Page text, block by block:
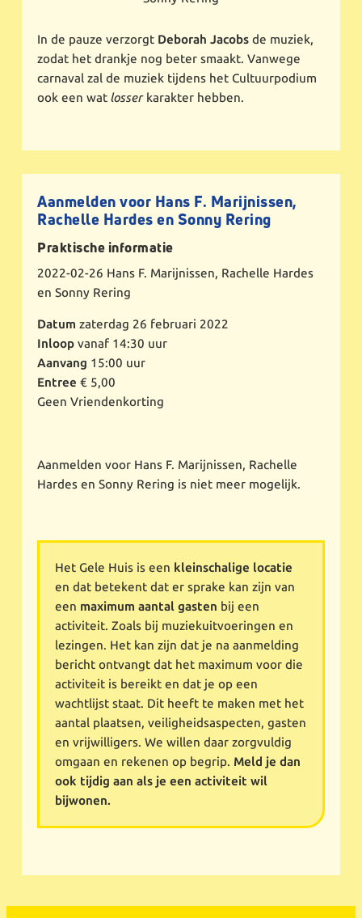
In de pauze verzorgt Deborah Jacobs de muziek,
zodat het drankje nog beter smaakt. Vanwege
carnaval zal de muziek tijdens het Cultuurpodium
ook een watlosserkarakter hebben.
Aanmelden voor Hans F. Marijnissen,
Rachelle Hardes en Sonny Rering
Praktische informatie
2022-02-26 Hans F. Marijnissen, Rachelle Hardes
en Sonny Rering
Datum zaterdag 26 februari 2022
Inloop vanaf 14:30 uur
Aanvang 15:00 uur
Entree € 5,00
Geen Vriendenkorting
Aanmelden voor Hans F. Marijnissen, Rachelle
Hardes en Sonny Rering is niet meer mogelijk.
Het Gele Huis is een kleinschalige locatie
en dat betekent dat er sprake kan zijn van
een maximum aantal gasten bij een
activiteit. Zoals bij muziekuitvoeringen en
lezingen. Het kan zijn dat je na aanmelding
bericht ontvangt dat het maximum voor die
activiteit is bereikt en dat je op een
wachtlijst staat. Dit heeft te maken met het
aantal plaatsen, veiligheidsaspecten, gasten
en vrijwilligers. We willen daar zorgvuldig
omgaan en rekenen op begrip. Meld je dan
ook tijdig aan als je een activiteit wil
bijwonen.